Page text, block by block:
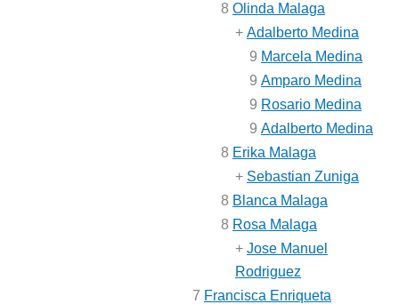
8 Olinda Malaga
+ Adalberto Medina
9 Marcela Medina
9 Amparo Medina
9 Rosario Medina
9 Adalberto Medina
8 Erika Malaga
+ Sebastian Zuniga
8 Blanca Malaga
8 Rosa Malaga
+ Jose Manuel
Rodriguez
7 Francisca Enriqueta